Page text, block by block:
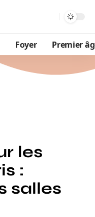
Foyer Premier
les
:
salles